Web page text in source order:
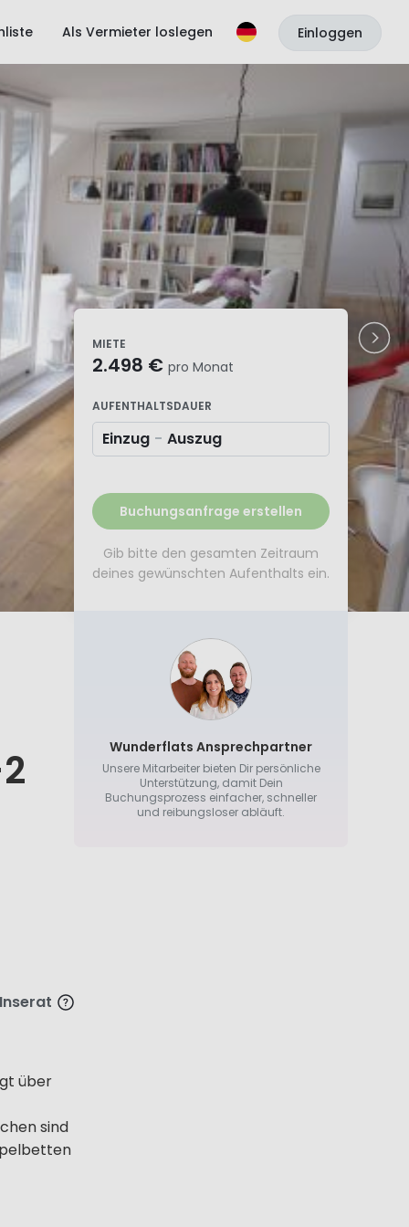
Als Vermieter loslegen Einloggen
über
sind
MIETE
2.498 € pro Monat
AUFENTHALTSDAUER
Einzug - Auszug
Buchungsanfrage erstellen
Gib bitte den gesamten Zeitraum
deines gewünschten Aufenthalts ein.
Wunderflats Ansprechpartner
Unsere Mitarbeiter bieten Dir persönliche
Unterstützung, damit Dein
Buchungsprozess einfacher, schneller
und reibungsloser abläuft.